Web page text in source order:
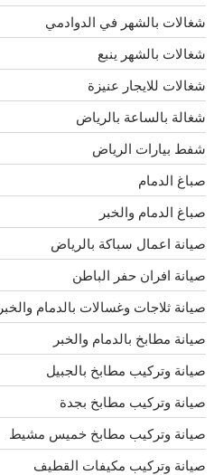
شغالات بالشهر في الدوادمي
شغالات بالشهر ينبع
شغالات للايجار عنيزة
شغالة بالساعة بالرياض
شفط بيارات الرياض
صباغ الدمام
صباغ الدمام والخبر
صيانة اعمال سباكة بالرياض
صيانة افران حفر الباطن
صيانة ثلاجات وغسالات بالدمام والخبر
صيانة مطابخ بالدمام والخبر
صيانة وتركيب مطابخ بالجبيل
صيانة وتركيب مطابخ بجدة
صيانة وتركيب مطابخ خميس مشيط
صيانة وتركيب مكيفات القطيف